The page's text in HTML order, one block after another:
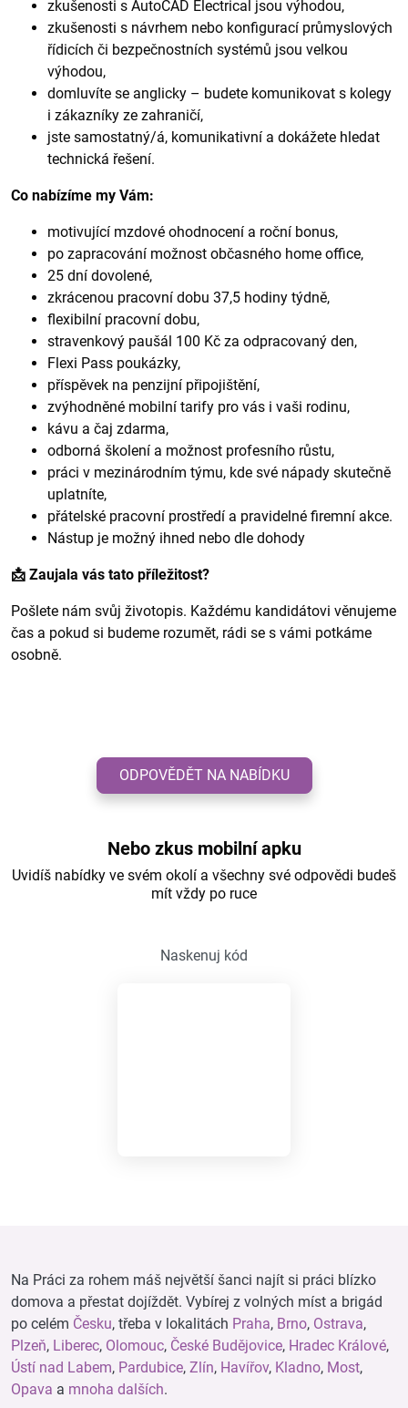
zkušenosti s AutoCAD Electrical jsou výhodou,
zkušenosti s návrhem nebo konfigurací průmyslových
řídicích či bezpečnostních systémů jsou velkou
výhodou,
domluvíte se anglicky – budete komunikovat s kolegy
i zákazníky ze zahraničí,
jste samostatný/á, komunikativní a dokážete hledat
technická řešení.
Co nabízíme my Vám:
motivující mzdové ohodnocení a roční bonus,
po zapracování možnost občasného home office,
25 dní dovolené,
zkrácenou pracovní dobu 37,5 hodiny týdně,
flexibilní pracovní dobu,
stravenkový paušál 100 Kč za odpracovaný den,
Flexi Pass poukázky,
příspěvek na penzijní připojištění,
zvýhodněné mobilní tarify pro vás i vaši rodinu,
kávu a čaj zdarma,
odborná školení a možnost profesního růstu,
práci v mezinárodním týmu, kde své nápady skutečně
uplatníte,
přátelské pracovní prostředí a pravidelné firemní akce.
Nástup je možný ihned nebo dle dohody
📩 Zaujala vás tato příležitost?
Pošlete nám svůj životopis. Každému kandidátovi věnujeme
čas a pokud si budeme rozumět, rádi se s vámi potkáme
osobně.
ODPOVĚDĚT NA NABÍDKU
Nebo zkus mobilní apku
Uvidíš nabídky ve svém okolí a všechny své odpovědi budeš
mít vždy po ruce
Naskenuj kód
Na Práci za rohem máš největší šanci najít si práci blízko
domova a přestat dojíždět. Vybírej z volných míst a brigád
po celém Česku, třeba v lokalitách Praha, Brno, Ostrava,
Plzeň, Liberec, Olomouc, České Budějovice, Hradec Králové,
Ústí nad Labem, Pardubice, Zlín, Havířov, Kladno, Most,
Opava a mnoha dalších.